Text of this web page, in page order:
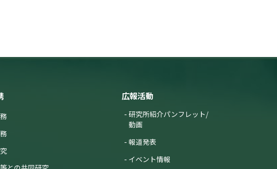
広報活動
研究所紹介パンフレット/
動画
報道発表
イベント情報